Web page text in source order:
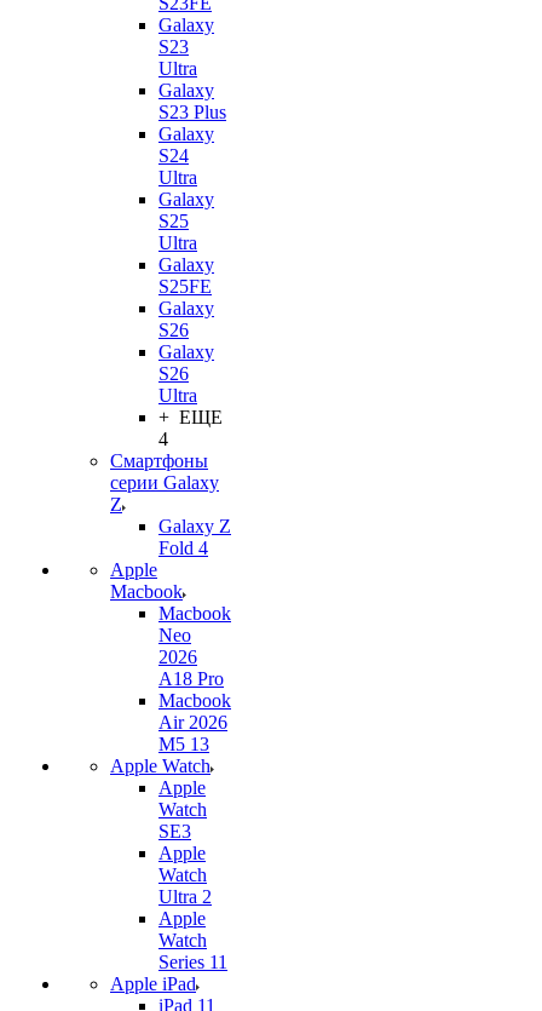
Galaxy
S23
Ultra
Galaxy
S23 Plus
Galaxy
S24
Ultra
Galaxy
S25
Ultra
Galaxy
S25FE
Galaxy
S26
Galaxy
S26
Ultra
+ ЕЩЕ
4
Смартфоны
серии Galaxy
Z
Galaxy Z
Fold 4
Apple
Macbook
Macbook
Neo
2026
A18 Pro
Macbook
Air 2026
M5 13
Apple Watch
Apple
Watch
SE3
Apple
Watch
Ultra 2
Apple
Watch
Series 11
Apple iPad
iPad 11